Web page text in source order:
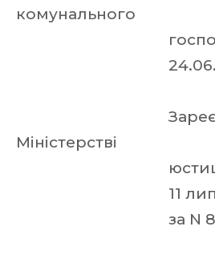
комунального
24.06.2011
Міністерстві
юстиції
11 липня
за N 830/